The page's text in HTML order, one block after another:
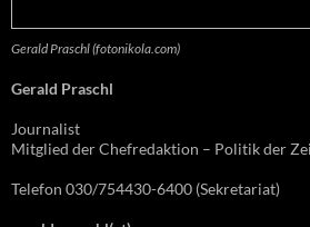
Gerald Praschl (fotonikola.com)
Gerald Praschl
Journalist
Mitglied der Chefredaktion – Politik der
Telefon 030/754430-6400 (Sekretariat)